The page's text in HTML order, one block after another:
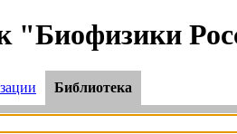
"Биофизики
Библиотека